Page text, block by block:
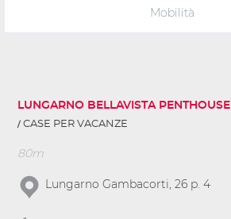
Mobilità
LUNGARNO BELLAVISTA PENTHOUSE
CASE PER VACANZE
80m
Lungarno Gambacorti, 26 p. 4